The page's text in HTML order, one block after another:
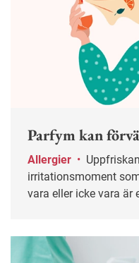
Parfym kan
Allergier •
irritationsmoment
vara eller icke vara är